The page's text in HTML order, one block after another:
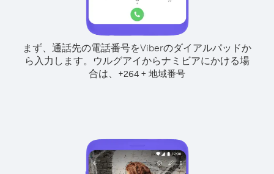
まず、通話先の電話番号をViberのダイアルパッドか
ら入力します。 ウルグアイからナミビアにかける場
合は、 +264 + 地域番号